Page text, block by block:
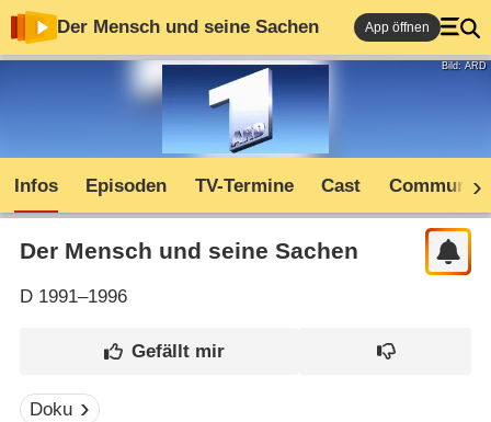
Der Mensch und seine Sachen App öffnen
Bild: ARD
Infos Episoden TV-Termine Cast Community
Der Mensch und seine Sachen
D1991–1996
Doku